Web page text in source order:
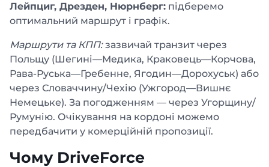
Лейпциг, Дрезден, Нюрнберг: підберемо
оптимальний маршрут і графік.
Маршрути та КПП:зазвичай транзит через
Польщу (Шегині—Медика, Краковець—Корчова,
Рава-Руська—Гребенне, Ягодин—Дорохуськ) або
через Словаччину/Чехію (Ужгород—Вишнє
Немецьке). За погодженням — через Угорщину/
Румунію. Очікування на кордоні можемо
передбачити у комерційній пропозиції.
Чому DriveForce